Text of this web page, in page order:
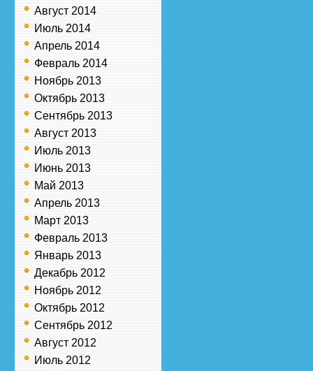
Август 2014
Июль 2014
Апрель 2014
Февраль 2014
Ноябрь 2013
Октябрь 2013
Сентябрь 2013
Август 2013
Июль 2013
Июнь 2013
Май 2013
Апрель 2013
Март 2013
Февраль 2013
Январь 2013
Декабрь 2012
Ноябрь 2012
Октябрь 2012
Сентябрь 2012
Август 2012
Июль 2012